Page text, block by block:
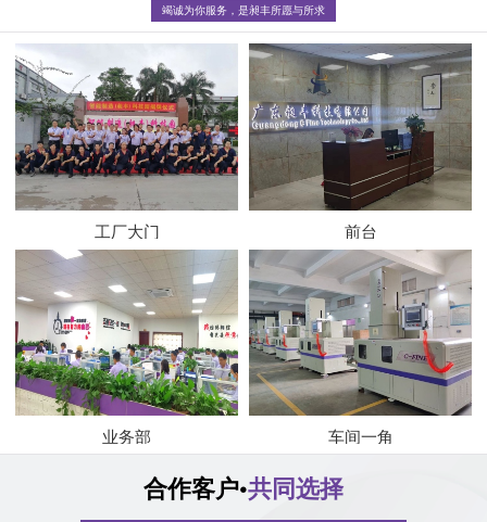
竭诚为你服务，是昶丰所愿与所求
工厂大门 前台
业务部 车间一角
合作客户•共同选择